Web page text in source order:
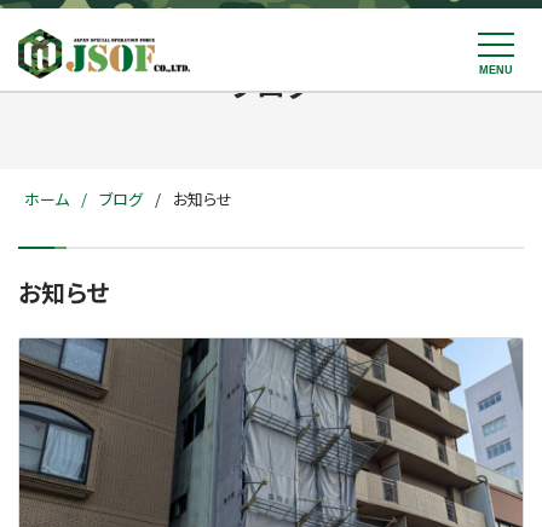
ブログ
ホーム ブログ お知らせ
お知らせ